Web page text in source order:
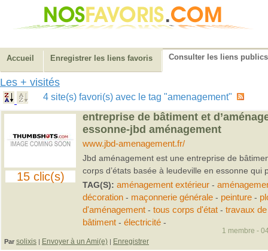
Accueil Enregistrer les liens favoris Consulter les liens publics
Les + visités
4 site(s) favori(s) avec le tag "amenagement"
15 clic(s)
entreprise de bâtiment et
essonne-jbd aménagement
www.jbd-amenagement.fr/
Jbd aménagement est une entreprise de
corps d’états basée à leudeville en essonne qui
TAG(S): aménagement extérieur-
décoration- maçonnerie générale- peinture-
d'aménagement- tous corps d'état- travaux
bâtiment- électricité-
Par solixis | Envoyer à un Ami(e) | Enregistrer
1 membre -